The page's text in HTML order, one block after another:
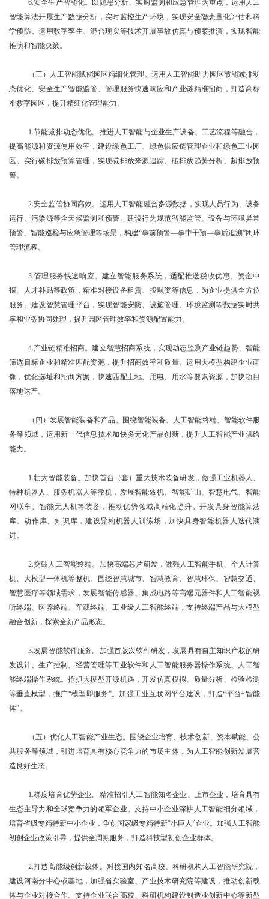
6.安全生产智能化。以隐患分析、实时监测和应急管理为重点，运用人工
智能算法开展生产数据分析，实时监控生产环境，实现安全隐患量化评估和科
学预防。运用数字孪生、混合现实等技术开展事故仿真与预案推演，实现智能
推演和智能决策。
（三）人工智能赋能园区精细化管理。运用人工智能助力园区节能减排动
态优化、安全生产智能监管、管理服务快速响应和产业链精准招商，打造高标
准数字园区，提升精细化管理能力。
1.节能减排动态优化。推进人工智能与企业生产设备、工艺流程等融合，
提高能源和资源使用效率，建设绿色工厂、绿色供应链管理企业和绿色工业园
区。实行碳排放预算管理，实现碳排放来源追踪、碳排放趋势分析、超排放预
警。
2.安全监管协同高效。运用人工智能融合多源数据，实现人员行为、设备
运行、污染源等全天候监测和预警。建设行为规范智能监管、设备与环境异常
预警、智能巡检与应急管理等场景，构建“事前预警—事中干预—事后追溯”闭环
管理流程。
3.管理服务快速响应。建立智能服务系统，适配推送税收优惠、资金申
报、人才补贴等政策，精准对接设备租赁、投融资等信息，为企业提供全方位
服务。建设智慧管理平台，实现智能安防、设施管理、环境监测等数据实时共
享和业务协同处理，提升园区管理效率和资源配置能力。
4.产业链精准招商。建立智慧招商系统，实现动态监测产业链趋势、智能
筛选目标企业和精准匹配资源，提升招商效率和质量。运用大模型构建企业画
像，优化选址和招商方案，快速匹配土地、用电、用水等要素资源，加快项目
落地达产。
（四）发展智能装备和产品。围绕智能装备、人工智能终端、智能软件服
务等领域，运用新一代信息技术加快多元化产品创新，提升人工智能产业供给
能力。
1.壮大智能装备。加快首台（套）重大技术装备研发，做强工业机器人、
特种机器人、服务机器人等整机，发展智能农机、智能矿山、智慧电气、智能
网联车、智能无人机等装备，推动优势领域高端化提升。开发具身智能算法
库、动作库、知识库，建设异构机器人训练场，加快具身智能机器人迭代演
进。
2.突破人工智能终端。加快高端芯片研发，做强人工智能手机、个人计算
机、大模型一体机等整机。围绕智慧城市、智慧教育、智慧环保、智慧交通、
智慧医疗等领域需求，发展智能传感器、集成电路等高端元器件和人工智能视
听终端、医养终端、车载终端、工业级人工智能终端，支持终端产品与大模型
融合创新，探索全新产品形态。
3.发展智能软件服务。加强首版次软件研发，发展具有自主知识产权的研
发设计、生产控制、经营管理等工业软件和人工智能服务器操作系统、人工智
能终端操作系统。抢抓大模型开源机遇，开发仿真模拟、质量分析、检验检测
等垂直模型，推广“模型即服务”。加强工业互联网平台建设，打造“平台+智能
体”。
（五）优化人工智能产业生态。围绕企业培育、技术创新、资本赋能、公
共服务等领域，引进培育具有核心竞争力的市场主体，为人工智能创新发展营
造良好生态。
1.梯度培育优势企业。精准招引人工智能知名企业、上市企业，培育具有
生态主导力和全球竞争力的领军企业。支持中小企业深耕人工智能细分领域，
培育省级专精特新中小企业，争创国家级专精特新“小巨人”企业。加强人工智能
初创企业政策引导，提供全周期服务，打造科技型初创企业群体。
2.打造高能级创新载体。对接国内知名高校、科研机构人工智能研究院，
建设河南分中心或基地，加强省实验室、产业技术研究院等建设，推动创新载
体与企业对接合作。支持企业联合高校、科研机构建设制造业创新中心等新型